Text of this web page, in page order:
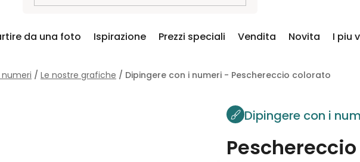
da una foto Ispirazione Prezzi speciali Vendita Novita I piu
/ Le nostre grafiche / Dipingere con i numeri - Peschereccio colorato
Dipingere con i